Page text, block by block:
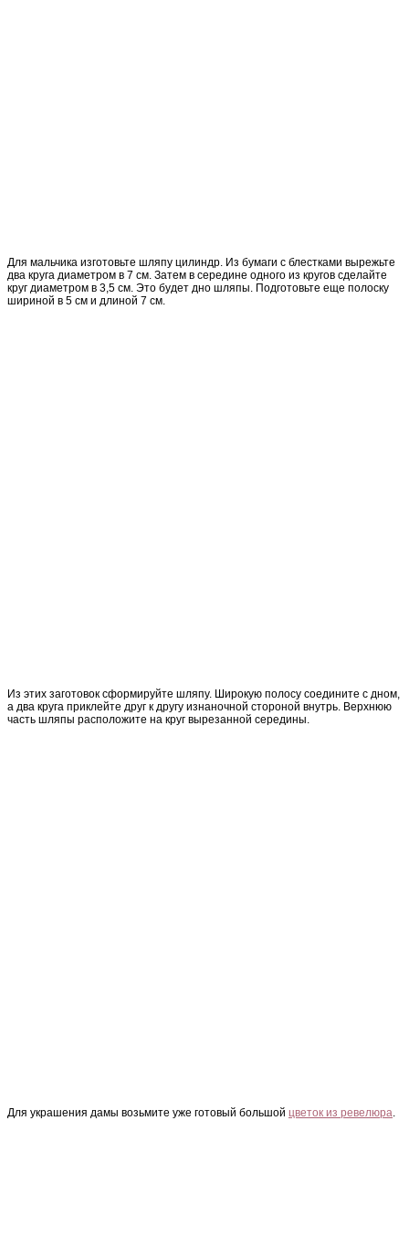
Для мальчика изготовьте шляпу цилиндр. Из бумаги с блестками вырежьте
два круга диаметром в 7 см. Затем в середине одного из кругов сделайте
круг диаметром в 3,5 см. Это будет дно шляпы. Подготовьте еще полоску
шириной в 5 см и длиной 7 см.
Из этих заготовок сформируйте шляпу. Широкую полосу соедините с дном,
а два круга приклейте друг к другу изнаночной стороной внутрь. Верхнюю
часть шляпы расположите на круг вырезанной середины.
Для украшения дамы возьмите уже готовый большой цветок из ревелюра